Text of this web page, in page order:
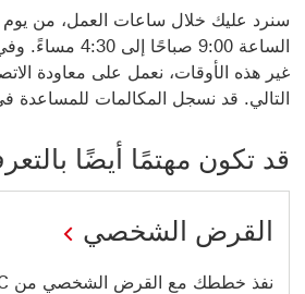
سنرد عليك خلال ساعات العمل، من يوم
الساعة 9:00
غير هذه الأوقات، نعمل على معاودة
التالي. قد نسجل المكالمات للمساعدة
قد تكون مهتمًا أيضًا
القرض الشخصي
نفذ خططك مع القرض الشخصي من HSBC.